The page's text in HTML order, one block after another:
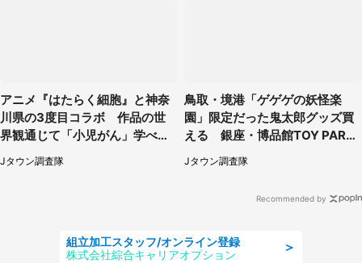
アニメ『はたらく細胞』と神奈
川県の3度目コラボ 作品の世
界観通じて「小児がん」学べる
【8／10～31※平日限定】
Jタウン調査隊
鳥取・境港「ゲゲゲの妖怪楽
園」限定だった鬼太郎グッズ買
える 銀座・博品館TOY PARK
へ急げ【8／8～31】
Jタウン調査隊
Recommended by
＞
組立加工スタッフ/オンライン登録
株式会社綜合キャリアオプション